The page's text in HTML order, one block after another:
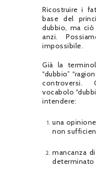
Ricostruire i
base del
dubbio, ma
anzi.
impossibile.
Già la
“dubbio”
controversi.
vocabolo
intendere:
una
non
mancanza